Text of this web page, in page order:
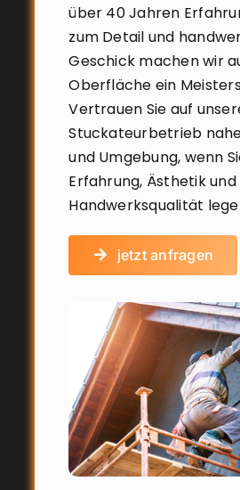
über 40 Jahren
zum Detail und
Geschick machen wir
Oberfläche ein
Vertrauen Sie auf
Stuckateurbetrieb
und Umgebung, wenn
Erfahrung, Ästhetik
Handwerksqualität
jetzt anfragen